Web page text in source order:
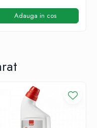
Adauga in cos